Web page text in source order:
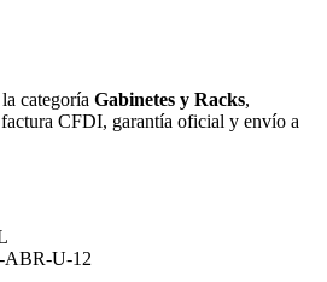
categoría Gabinetes y Racks,
CFDI, garantía oficial y envío a
ABR-U-12